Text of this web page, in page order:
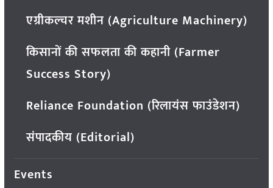
एग्रीकल्चर मशीन (Agriculture Machinery)
किसानों की सफलता की कहानी (Farmer
Success Story)
Reliance Foundation (रिलायंस फाउंडेशन)
संपादकीय (Editorial)
Events